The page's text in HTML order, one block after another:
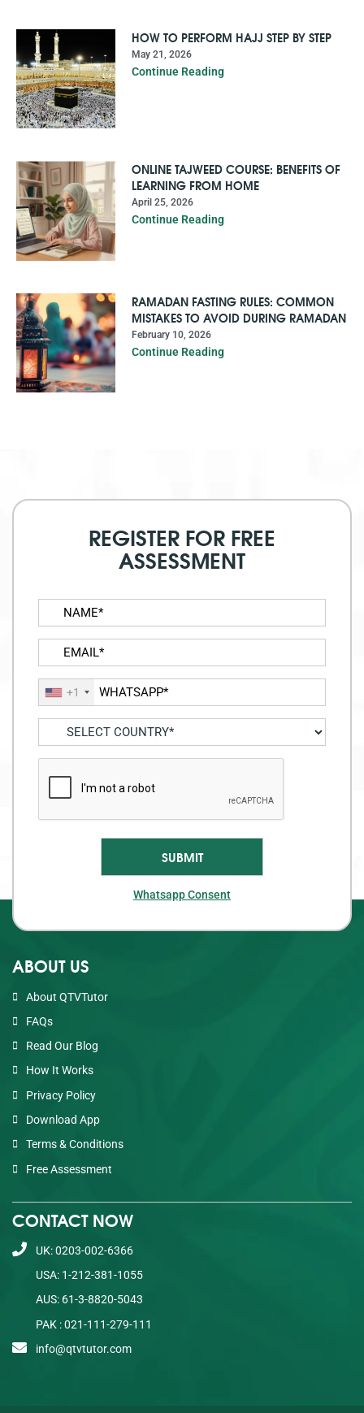
HOW TO PERFORM HAJJ STEP BY STEP
May 21, 2026
Continue Reading
ONLINE TAJWEED COURSE: BENEFITS OF
LEARNING FROM HOME
April 25, 2026
Continue Reading
RAMADAN FASTING RULES: COMMON
MISTAKES TO AVOID DURING RAMADAN
February 10, 2026
Continue Reading
REGISTER FOR FREE
ASSESSMENT
+1
Whatsapp Consent
ABOUT US
About QTVTutor
FAQs
Read Our Blog
How It Works
Privacy Policy
Download App
Terms & Conditions
Free Assessment
CONTACT NOW
UK: 0203-002-6366
USA: 1-212-381-1055
AUS: 61-3-8820-5043
PAK : 021-111-279-111
info@qtvtutor.com